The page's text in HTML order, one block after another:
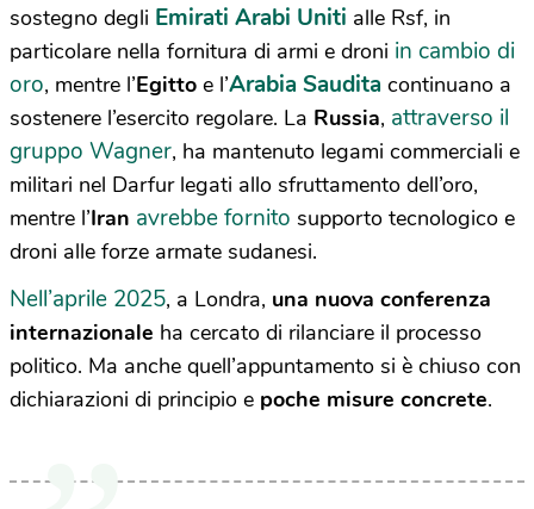
sostegno degli Emirati Arabi Uniti alle Rsf, in
particolare nella fornitura di armi e droni in cambio di
oro, mentre l’Egitto e l’Arabia Saudita continuano a
sostenere l’esercito regolare. La Russia, attraverso il
gruppo Wagner, ha mantenuto legami commerciali e
militari nel Darfur legati allo sfruttamento dell’oro,
mentre l’Iran avrebbe fornito supporto tecnologico e
droni alle forze armate sudanesi.
Nell’aprile 2025, a Londra, una nuova conferenza
internazionale ha cercato di rilanciare il processo
politico. Ma anche quell’appuntamento si è chiuso con
dichiarazioni di principio e poche misure concrete.